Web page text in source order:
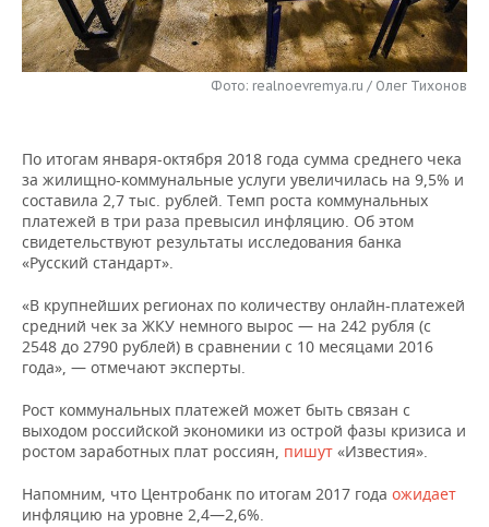
НЕФТЕХИМИЯ
НЕФТЬ
ЭНЕРГЕТИКА
РОЗНИЧНАЯ ТОРГОВЛЯ
НОВОСТИ ТЕХНОЛОГИЙ
ТЕЛЕКОММУНИКАЦИИ
МЕРОПРИЯТИЯ
НОВОСТИ МЕРОПРИЯТИЙ
БИЗНЕС-БРАНЧИ
ONLINE-КОНФЕРЕНЦИИ
ФУТБОЛ
ХОККЕЙ
ВОЛЕЙБОЛ
ФИГУРНОЕ КАТАНИЕ
ВОДНЫЕ ВИДЫ СПОРТА
НОВОСТИ ОБЩЕСТВА
ВЛАСТЬ
ИСТОРИЯ
МЕДИЦИНА
ОБРАЗОВАНИЕ
ФОТОГАЛЕРЕЯ
СЮЖЕТЫ
СПИСОК ПЕРСОН
ПОЛНАЯ ВЕРСИЯ
Фото: realnoevremya.ru / Олег Тихонов
По итогам января-октября 2018 года сумма среднего чека
за жилищно-коммунальные услуги увеличилась на 9,5% и
составила 2,7 тыс. рублей. Темп роста коммунальных
платежей в три раза превысил инфляцию. Об этом
свидетельствуют результаты исследования банка
«Русский стандарт».
«В крупнейших регионах по количеству онлайн-платежей
средний чек за ЖКУ немного вырос — на 242 рубля (с
2548 до 2790 рублей) в сравнении с 10 месяцами 2016
года», — отмечают эксперты.
Рост коммунальных платежей может быть связан с
выходом российской экономики из острой фазы кризиса и
ростом заработных плат россиян, пишут «Известия».
Напомним, что Центробанк по итогам 2017 года ожидает
инфляцию на уровне 2,4—2,6%.